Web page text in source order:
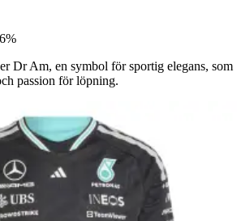
Dr Am, en symbol för sportig elegans, som
passion för löpning.